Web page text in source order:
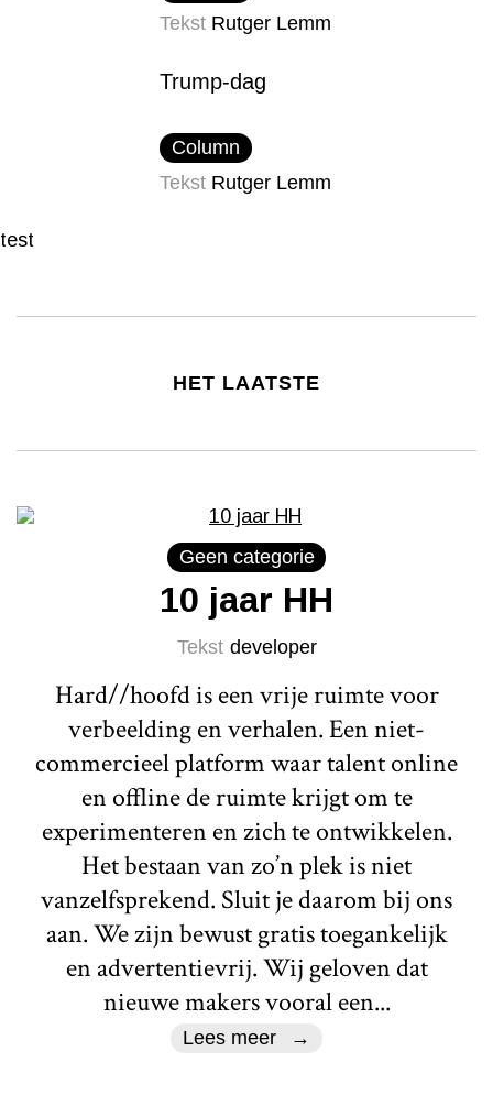
Tekst Rutger Lemm
Trump-dag
Column
Tekst Rutger Lemm
test
HET LAATSTE
Geen categorie
10 jaar HH
Tekst developer
Hard//hoofd is een vrije ruimte voor
verbeelding en verhalen. Een niet-
commercieel platform waar talent online
en offline de ruimte krijgt om te
experimenteren en zich te ontwikkelen.
Het bestaan van zo’n plek is niet
vanzelfsprekend. Sluit je daarom bij ons
aan. We zijn bewust gratis toegankelijk
en advertentievrij. Wij geloven dat
nieuwe makers vooral een...
Lees meer